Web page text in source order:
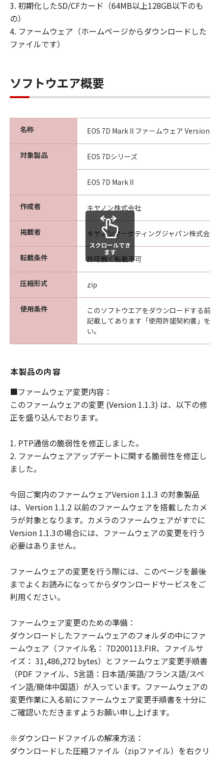
(1) 「許諾ソフトウェア」は、『現状有姿
（AS-IS）』の状態で使用許諾されます。キ
ヤノン、キヤノンの子会社、キヤノンの関
連会社、それらの販売代理店または販売
｢許諾ソフトウェア」に関して、商品性お
よび特定の目的への適合性、第三者の権利
ア」に欠陥がないことを含め、いかなる保
証も、明示たると黙示たるとを問わず一切
しないものとします。
(2) キヤノン、キヤノンの子会社、キヤノン
の関連会社、それらの販売代理店または販
売店、ならびにキヤノンのライセンサー
は、お客様が「許諾ソフトウェア」を使用
した結果として生ずるあらゆる行為につい
て、一切の責任を明確に否認します。お客
様は、ご自身の裁量とリスクで「許諾ソフ
トウェア」を使用し、「許諾ソフトウェ
ア」を使用することから生じた、使用コン
ピュータの損傷またはデータ損失について
は、お客様のみが全責任を負います。
(3) 「許諾ソフトウェア」の動作が実質的
に仕様に合致しない場合についてのキヤノ
ン、キヤノンの子会社、キヤノンの関連会
社、それらの販売代理店または販売店なら
びにキヤノンのライセンサーのすべての責
を解決するための対応策の提示、対応策の
実施または、「許諾ソフトウェア」の修正
版の作成および提供のみです。ただし、キ
ヤノン、キヤノンの子会社、キヤノンの関
連会社、それらの販売代理店または販売店
ならびにキャノンのライセンサーは、お客
様による「許諾ソフトウェア」の誤用また
は本契約において許諾されていない方法に
負いません。
これらの責任を除き、キヤノン、キヤノン
の子会社、キヤノンの関連会社、それらの
販売代理店または販売店、ならびにキヤノ
ンのライセンサーは、「本契約」に基づく
それらの債務不履行、または不法行為によ
りお客様に生じるいかなる損害（通常損
害、特別な事情から生じた損害、およびそ
の他の結果的損害を含みます。かかる結果
を予見し得た場合も含みます。）について
一切責任を負わないものとします。ただ
し、キヤノン、キヤノンの子会社、キヤノ
ンの関連会社、それらの販売代理店または
販売店、ならびにキヤノンのライセンサー
の故意または重過失による債務不履行また
は不法行為に起因してお客様に生じた損害
に対する賠償責任については、免責されな
いものとします。
(1) 「本契約」は、お客様が「許諾ソフト
ウェア」をお客様の所有するコンピュータ
3. 初期化したSD/CFカード（64MB以上128GB以下のも
の）
4. ファームウェア（ホームページからダウンロードした
ファイルです）
ソフトウエア概要
名称 EOS 7D Mark II ファームウェア Version
対象製品 EOS 7Dシリーズ
EOS 7D Mark II
作成者 キヤノン株式会社
掲載者 キヤノンマーケティングジャパン株式会社
転載条件 許可無く転載不可
圧縮形式 zip
使用条件
このソフトウエアをダウンロードする前
記載してあります「使用許諾契約書」を
い。
スクロールでき
ます
本製品の内容
■ファームウェア変更内容：
このファームウェアの変更 (Version 1.1.3) は、以下の修
正を盛り込んでおります。
1. PTP通信の脆弱性を修正しました。
2. ファームウェアアップデートに関する脆弱性を修正し
ました。
今回ご案内のファームウェアVersion 1.1.3 の対象製品
は、Version 1.1.2 以前のファームウェアを搭載したカメ
ラが対象となります。カメラのファームウェアがすでに
Version 1.1.3の場合には、ファームウェアの変更を行う
必要はありません。
ファームウェアの変更を行う際には、このページを最後
までよくお読みになってからダウンロードサービスをご
利用ください。
ファームウェア変更のための準備：
ダウンロードしたファームウェアのフォルダの中にファ
ームウェア（ファイル名： 7D200113.FIR、ファイルサ
イズ： 31,486,272 bytes）とファームウェア変更手順書
（PDF ファイル、5言語：日本語/英語/フランス語/スペ
イン語/簡体中国語）が入っています。ファームウェアの
変更作業に入る前にファームウェア変更手順書を十分に
ご確認いただきますようお願い申し上げます。
※ダウンロードファイルの解凍方法：
ダウンロードした圧縮ファイル（zipファイル）を右クリ